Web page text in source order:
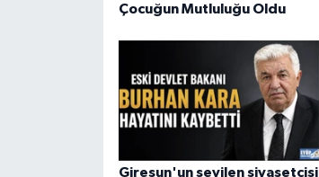
Çocuğun Mutluluğu Oldu
Giresun'un sevilen siyasetçisi